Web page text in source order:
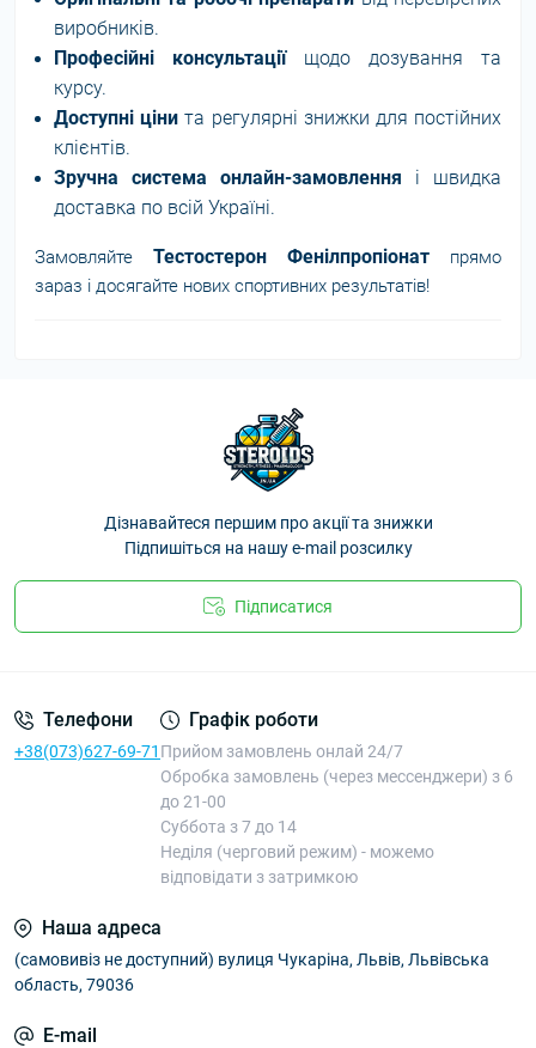
виробників.
Професійні консультації щодо дозування та
курсу.
Доступні цінита регулярні знижки для постійних
клієнтів.
Зручна система онлайн-замовлення і швидка
доставка по всій Україні.
Замовляйте Тестостерон Фенілпропіонат прямо
зараз і досягайте нових спортивних результатів!
Дізнавайтеся першим про акції та знижки
Підпишіться на нашу e-mail розсилку
Підписатися
Телефони
+38(073)627-69-71
Графік роботи
Прийом замовлень онлай 24/7
Обробка замовлень (через мессенджери) з 6
до 21-00
Суббота з 7 до 14
Неділя (черговий режим) - можемо
відповідати з затримкою
Наша адреса
(самовивіз не доступний) вулиця Чукаріна, Львів, Львівська
область, 79036
E-mail